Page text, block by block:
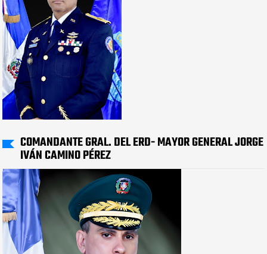
COMANDANTE GRAL. DEL ERD- MAYOR GENERAL JORGE
IVÁN CAMINO PÉREZ